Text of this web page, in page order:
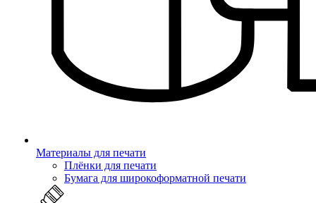
Материалы для печати
Плёнки для печати
Бумага для широкоформатной печати